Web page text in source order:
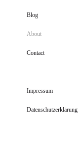
Blog
About
Contact
Impressum
Datenschutzerklärung